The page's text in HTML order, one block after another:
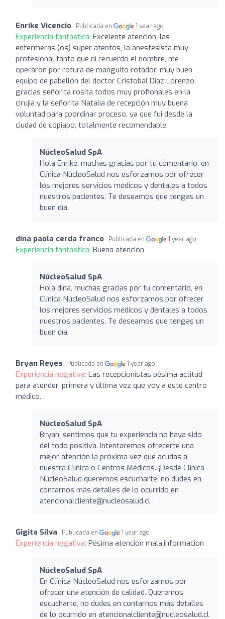
Enrike Vicencio Publicada en 1 year ago
Experiencia fantástica: Excelente atención, las
enfermeras (os) super atentos, la anestesista muy
profesional tanto que ni recuerdo el nombre, me
operaron por rotura de manguito rotador, muy buen
equipo de pabellón del doctor Cristobal Diaz Lorenzo,
gracias señorita rosita todos muy profionales en la
cirujia y la señorita Natalia de recepción muy buena
voluntad para coordinar proceso, ya que fui desde la
ciudad de copiapo, totalmente recomendable
NúcleoSalud SpA
Hola Enrike, muchas gracias por tu comentario, en
Clínica NúcleoSalud nos esforzamos por ofrecer
los mejores servicios médicos y dentales a todos
nuestros pacientes. Te deseamos que tengas un
buen día.
dina paola cerda franco Publicada en 1 year ago
Experiencia fantástica: Buena atención
NúcleoSalud SpA
Hola dina, muchas gracias por tu comentario, en
Clínica NúcleoSalud nos esforzamos por ofrecer
los mejores servicios médicos y dentales a todos
nuestros pacientes. Te deseamos que tengas un
buen día.
Bryan Reyes Publicada en 1 year ago
Experiencia negativa: Las recepcionistas pésima actitud
para atender, primera y última vez que voy a este centro
médico.
NúcleoSalud SpA
Bryan, sentimos que tu experiencia no haya sido
del todo positiva. Intentaremos ofrecerte una
mejor atención la próxima vez que acudas a
nuestra Clínica o Centros Médicos. ¡Desde Clínica
NúcleoSalud queremos escucharte, no dudes en
contarnos más detalles de lo ocurrido en
atencionalcliente@nucleosalud.cl
Gigita Silva Publicada en 1 year ago
Experiencia negativa: Pésima atención mala.informacion
NúcleoSalud SpA
En Clínica NúcleoSalud nos esforzamos por
ofrecer una atención de calidad. Queremos
escucharte, no dudes en contarnos más detalles
de lo ocurrido en atencionalcliente@nucleosalud.cl